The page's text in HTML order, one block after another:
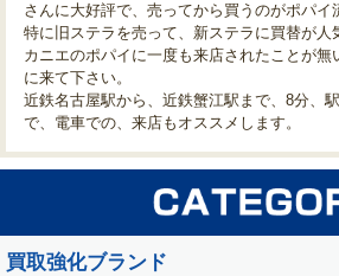
さんに大好評で、売ってから買うのがポパイ
特に旧ステラを売って、新ステラに買替が人
カニエのポパイに一度も来店されたことが無
に来て下さい。
近鉄名古屋駅から、近鉄蟹江駅まで、8分、
で、電車での、来店もオススメします。
買取強化ブランド